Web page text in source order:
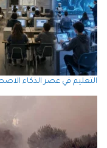
التعليم في عصر الذكاء